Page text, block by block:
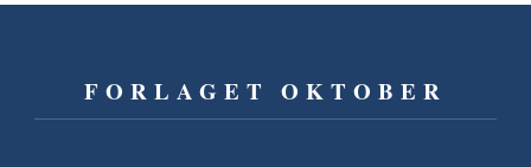
FORLAGET OKTOBER